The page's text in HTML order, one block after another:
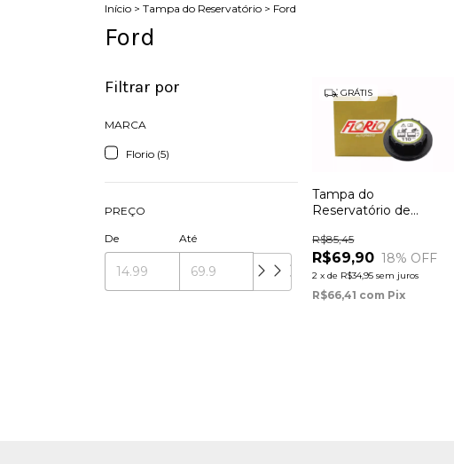
Início > Tampa do Reservatório > Ford
Ford
Filtrar por
MARCA
Florio (5)
PREÇO
De Até
GRÁTIS
Tampa do
Reservatório de
2008 à 2014, Explorer
2004 à 2005, F250
(Motos Cupins, MWM),
F350, F4000, Fusion
R$69,90
R$85,45
18% OFF
2 xde R$34,95 sem juros
R$66,41 com Pix